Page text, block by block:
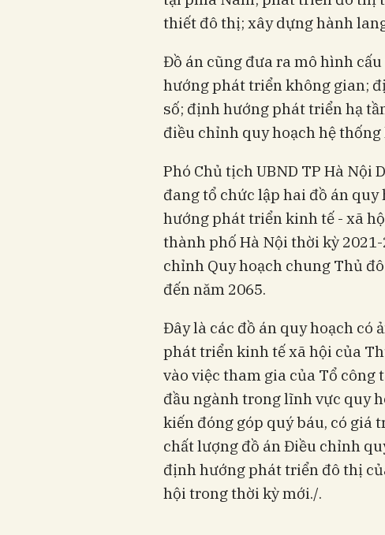
thiết đô thị; xây dựng hành
Đồ án cũng đưa ra mô hình
hướng phát triển không gian;
số; định hướng phát triển hạ
điều chỉnh quy hoạch hệ thống
Phó Chủ tịch UBND TP Hà
đang tổ chức lập hai đồ án
hướng phát triển kinh tế - xã
thành phố Hà Nội thời kỳ
chỉnh Quy hoạch chung Thủ
đến năm 2065.
Đây là các đồ án quy hoạch
phát triển kinh tế xã hội của
vào việc tham gia của Tổ công
đầu ngành trong lĩnh vực quy
kiến đóng góp quý báu, có giá
chất lượng đồ án Điều chỉnh
định hướng phát triển đô thị
hội trong thời kỳ mới./.